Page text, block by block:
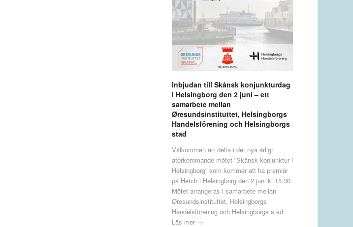
Inbjudan till Skånsk konjunkturdag
i Helsingborg den 2 juni – ett
samarbete mellan
Øresundsinstituttet, Helsingborgs
Handelsförening och Helsingborgs
stad
Välkommen att delta i det nya årligt
återkommande mötet ”Skånsk konjunktur i
Helsingborg” som kommer att ha premiär
på Hetch i Helsingborg den 2 juni kl 15.30.
Mötet arrangeras i samarbete mellan
Øresundsinstituttet, Helsingborgs
Handelsförening och Helsingborgs stad.
Läs mer →